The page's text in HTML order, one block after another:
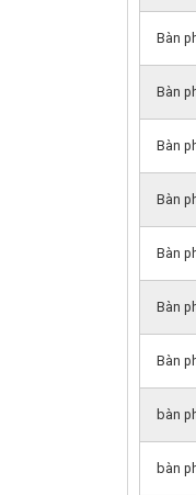
Bàn
Bàn
Bàn
Bàn
Bàn
Bàn
Bàn
bàn
bàn